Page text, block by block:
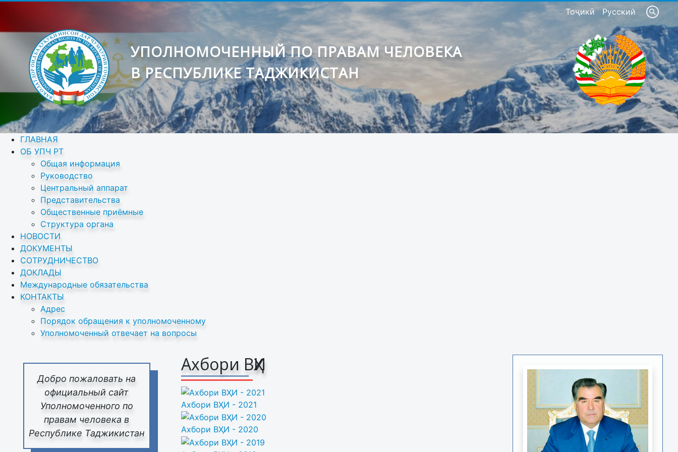
Тоҷикӣ Русский
УПОЛНОМОЧЕННЫЙ ПО ПРАВАМ ЧЕЛОВЕКА
В РЕСПУБЛИКЕ ТАДЖИКИСТАН
ГЛАВНАЯ
ОБ УПЧ РТ
Общая информация
Руководство
Центральный аппарат
Представительства
Общественные приёмные
Структура органа
НОВОСТИ
ДОКУМЕНТЫ
СОТРУДНИЧЕСТВО
ДОКЛАДЫ
Международные обязательства
КОНТАКТЫ
Адрес
Порядок обращения к уполномоченному
Уполномоченный отвечает на вопросы
Добро пожаловать на
официальный сайт
Уполномоченного по
правам человека в
Республике Таджикистан
Ахбори ВҲИ
Ахбори ВҲИ - 2021
Ахбори ВҲИ - 2020